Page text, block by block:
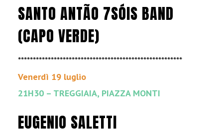
SANTO ANTÃO 7SÓIS BAND
(CAPO VERDE)
*******************************************************
Venerdì 19 luglio
21H30 – TREGGIAIA, PIAZZA MONTI
EUGENIO SALETTI